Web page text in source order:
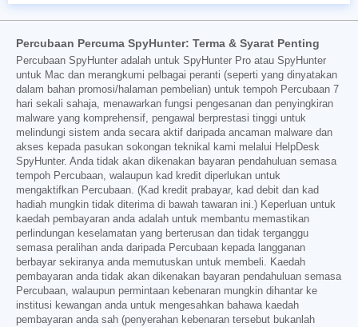
Percubaan Percuma SpyHunter: Terma & Syarat Penting
Percubaan SpyHunter adalah untuk SpyHunter Pro atau SpyHunter
untuk Mac dan merangkumi pelbagai peranti (seperti yang dinyatakan
dalam bahan promosi/halaman pembelian) untuk tempoh Percubaan 7
hari sekali sahaja, menawarkan fungsi pengesanan dan penyingkiran
malware yang komprehensif, pengawal berprestasi tinggi untuk
melindungi sistem anda secara aktif daripada ancaman malware dan
akses kepada pasukan sokongan teknikal kami melalui HelpDesk
SpyHunter. Anda tidak akan dikenakan bayaran pendahuluan semasa
tempoh Percubaan, walaupun kad kredit diperlukan untuk
mengaktifkan Percubaan. (Kad kredit prabayar, kad debit dan kad
hadiah mungkin tidak diterima di bawah tawaran ini.) Keperluan untuk
kaedah pembayaran anda adalah untuk membantu memastikan
perlindungan keselamatan yang berterusan dan tidak terganggu
semasa peralihan anda daripada Percubaan kepada langganan
berbayar sekiranya anda memutuskan untuk membeli. Kaedah
pembayaran anda tidak akan dikenakan bayaran pendahuluan semasa
Percubaan, walaupun permintaan kebenaran mungkin dihantar ke
institusi kewangan anda untuk mengesahkan bahawa kaedah
pembayaran anda sah (penyerahan kebenaran tersebut bukanlah